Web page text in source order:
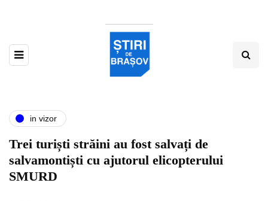
in vizor
Trei turiști străini au fost salvați de
salvamontiști cu ajutorul elicopterului
SMURD